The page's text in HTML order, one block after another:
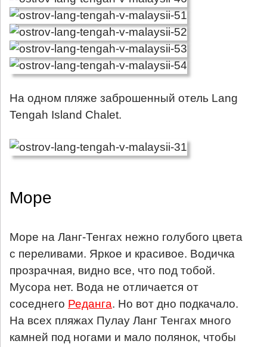
На одном пляже заброшенный отель Lang
Tengah Island Chalet.
Море
Море на Ланг-Тенгах нежно голубого цвета
с переливами. Яркое и красивое. Водичка
прозрачная, видно все, что под тобой.
Мусора нет. Вода не отличается от
соседнего Реданга. Но вот дно подкачало.
На всех пляжах Пулау Ланг Тенгах много
камней под ногами и мало полянок, чтобы